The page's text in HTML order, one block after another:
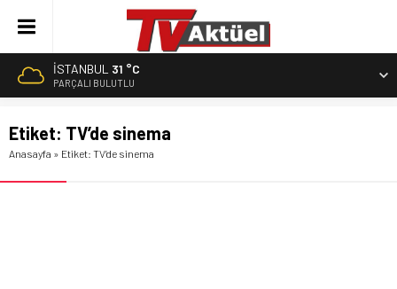
İSTANBUL 31 °C
PARÇALI BULUTLU
Etiket: TV’de sinema
Anasayfa » Etiket: TV’de sinema